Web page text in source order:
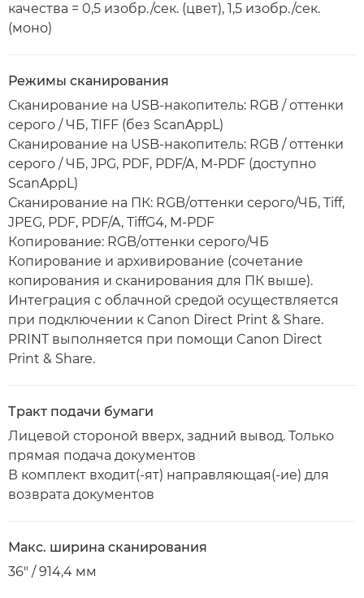
качества = 0,5 изобр./сек. (цвет), 1,5 изобр./сек.
(моно)
Режимы сканирования
Сканирование на USB-накопитель: RGB / оттенки
серого / ЧБ, TIFF (без ScanAppL)
Сканирование на USB-накопитель: RGB / оттенки
серого / ЧБ, JPG, PDF, PDF/A, M-PDF (доступно
ScanAppL)
Сканирование на ПК: RGB/оттенки серого/ЧБ, Tiff,
JPEG, PDF, PDF/A, TiffG4, M-PDF
Копирование: RGB/оттенки серого/ЧБ
Копирование и архивирование (сочетание
копирования и сканирования для ПК выше).
Интеграция с облачной средой осуществляется
при подключении к Canon Direct Print & Share.
PRINT выполняется при помощи Canon Direct
Print & Share.
Тракт подачи бумаги
Лицевой стороной вверх, задний вывод. Только
прямая подача документов
В комплект входит(-ят) направляющая(-ие) для
возврата документов
Макс. ширина сканирования
36" / 914,4 мм